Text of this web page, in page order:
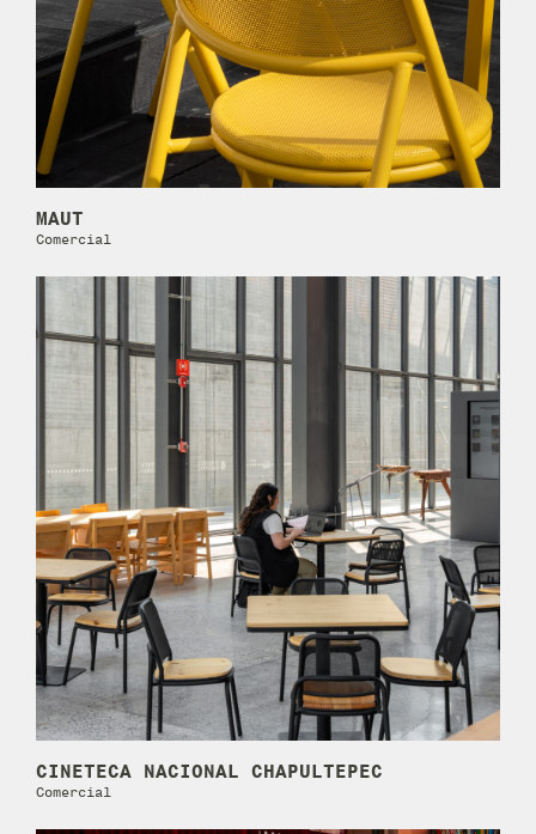
MAUT
Comercial
CINETECA NACIONAL CHAPULTEPEC
Comercial